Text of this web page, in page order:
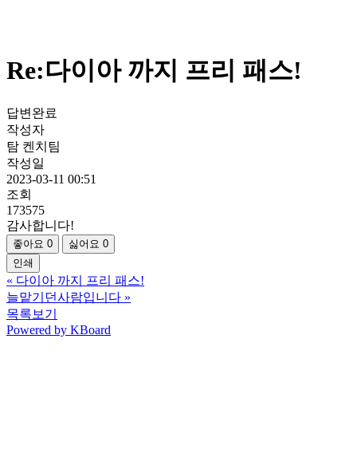
Re:다이아 까지 프리 패스!
답변완료
작성자
탐 켄치팀
작성일
2023-03-11 00:51
조회
173575
감사합니다!
좋아요 0 싫어요 0
인쇄
« 다이아 까지 프리 패스!
늘맡기던사람입니다 »
목록보기
Powered by KBoard